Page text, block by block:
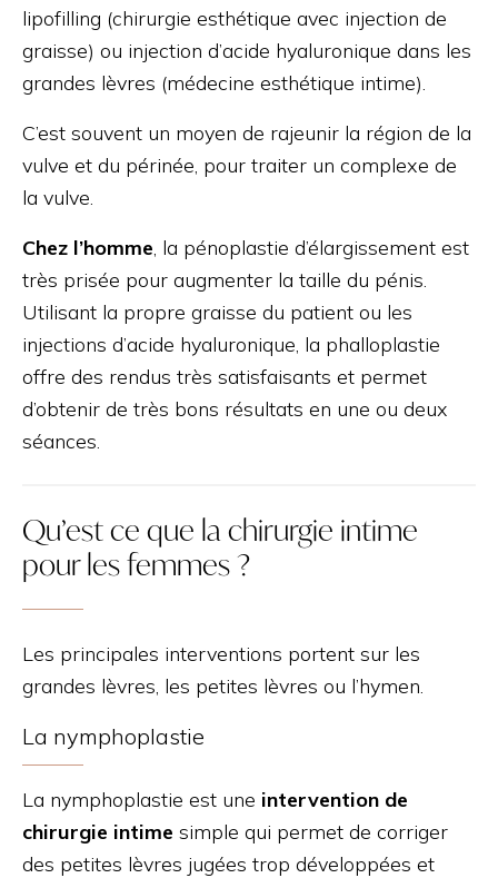
lipofilling (chirurgie esthétique avec injection de
graisse) ou injection d’acide hyaluronique dans les
grandes lèvres (médecine esthétique intime).
C’est souvent un moyen de rajeunir la région de la
vulve et du périnée, pour traiter un complexe de
la vulve.
Chez l’homme, la pénoplastie d’élargissement est
très prisée pour augmenter la taille du pénis.
Utilisant la propre graisse du patient ou les
injections d’acide hyaluronique, la phalloplastie
offre des rendus très satisfaisants et permet
d’obtenir de très bons résultats en une ou deux
séances.
Qu’est ce que la chirurgie intime
pour les femmes ?
Les principales interventions portent sur les
grandes lèvres, les petites lèvres ou l’hymen.
La nymphoplastie
La nymphoplastie est une intervention de
chirurgie intime simple qui permet de corriger
des petites lèvres jugées trop développées et